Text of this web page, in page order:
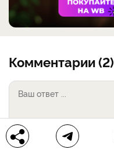
Комментарии (2)